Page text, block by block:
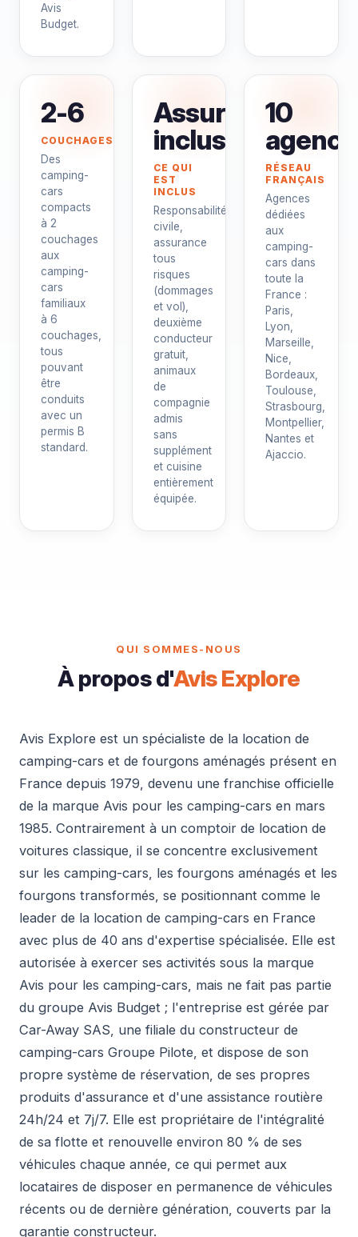
Avis
Budget.
2-6
COUCHAGES
Des
camping-
cars
compacts
à 2
couchages
aux
camping-
cars
familiaux
à 6
couchages,
tous
pouvant
être
conduits
avec un
permis B
standard.
Assurance
incluse
CE QUI
EST
INCLUS
Responsabilité
civile,
assurance
tous
risques
(dommages
et vol),
deuxième
conducteur
gratuit,
animaux
de
compagnie
admis
sans
supplément
et cuisine
entièrement
équipée.
10
RÉSEAU
FRANÇAIS
Agences
dédiées
aux
camping-
cars dans
toute la
France :
Paris,
Lyon,
Marseille,
Nice,
Bordeaux,
Toulouse,
Strasbourg,
Montpellier,
Nantes et
Ajaccio.
QUI SOMMES-NOUS
À propos d'Avis Explore
Avis Explore est un spécialiste de la location de
camping-cars et de fourgons aménagés présent en
France depuis 1979, devenu une franchise officielle
de la marque Avis pour les camping-cars en mars
1985. Contrairement à un comptoir de location de
voitures classique, il se concentre exclusivement
sur les camping-cars, les fourgons aménagés et les
fourgons transformés, se positionnant comme le
leader de la location de camping-cars en France
avec plus de 40 ans d'expertise spécialisée. Elle est
autorisée à exercer ses activités sous la marque
Avis pour les camping-cars, mais ne fait pas partie
du groupe Avis Budget ; l'entreprise est gérée par
Car-Away SAS, une filiale du constructeur de
camping-cars Groupe Pilote, et dispose de son
propre système de réservation, de ses propres
produits d'assurance et d'une assistance routière
24h/24 et 7j/7. Elle est propriétaire de l'intégralité
de sa flotte et renouvelle environ 80 % de ses
véhicules chaque année, ce qui permet aux
locataires de disposer en permanence de véhicules
récents ou de dernière génération, couverts par la
garantie constructeur.